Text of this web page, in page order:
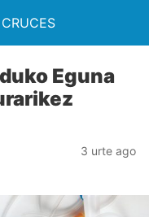
Eguna
3 urte ago